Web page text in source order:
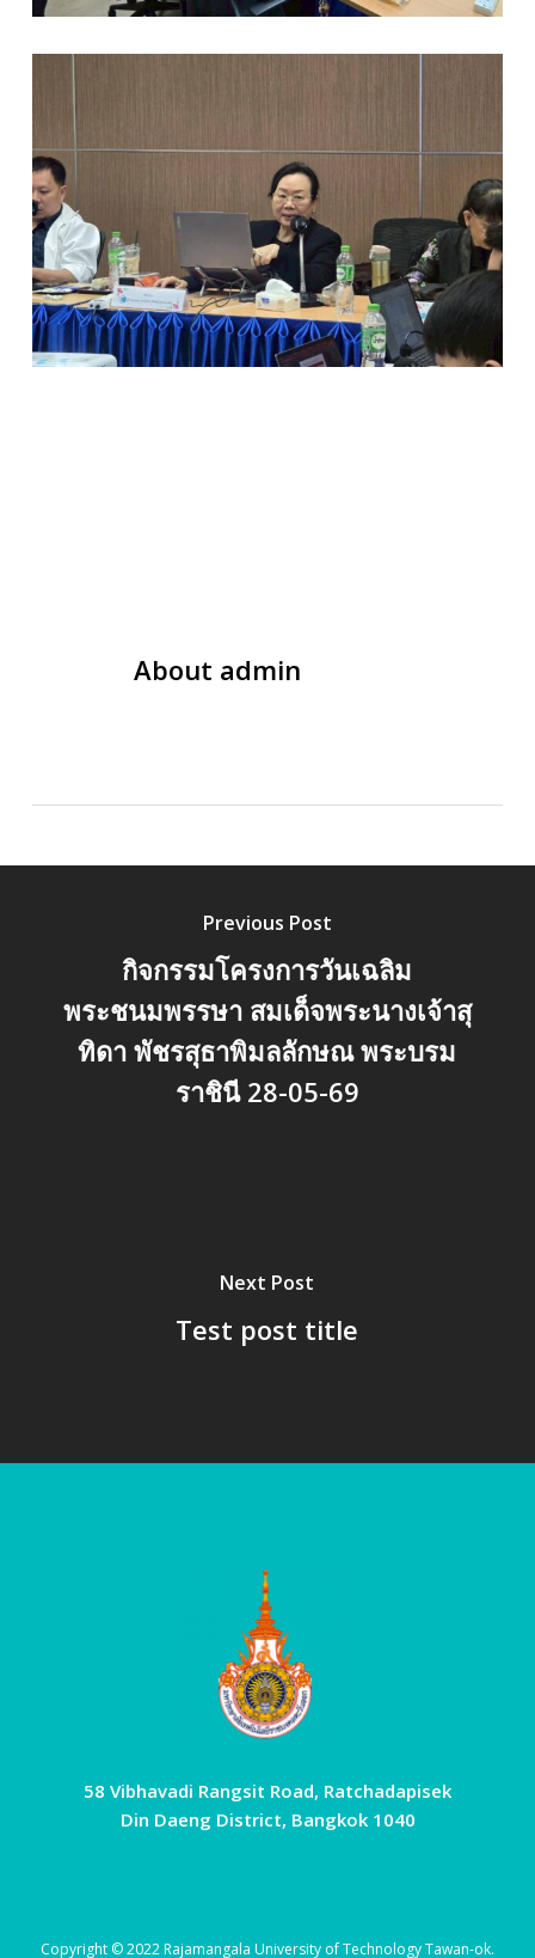
About admin
Previous Post
กิจกรรมโครงการวันเฉลิม
พระชนมพรรษา สมเด็จพระนางเจ้าสุ
ทิดา พัชรสุธาพิมลลักษณ พระบรม
ราชินี 28-05-69
Next Post
Test post title
58 Vibhavadi Rangsit Road, Ratchadapisek
Din Daeng District, Bangkok 1040
Copyright © 2022 Rajamangala University of Technology Tawan-ok.